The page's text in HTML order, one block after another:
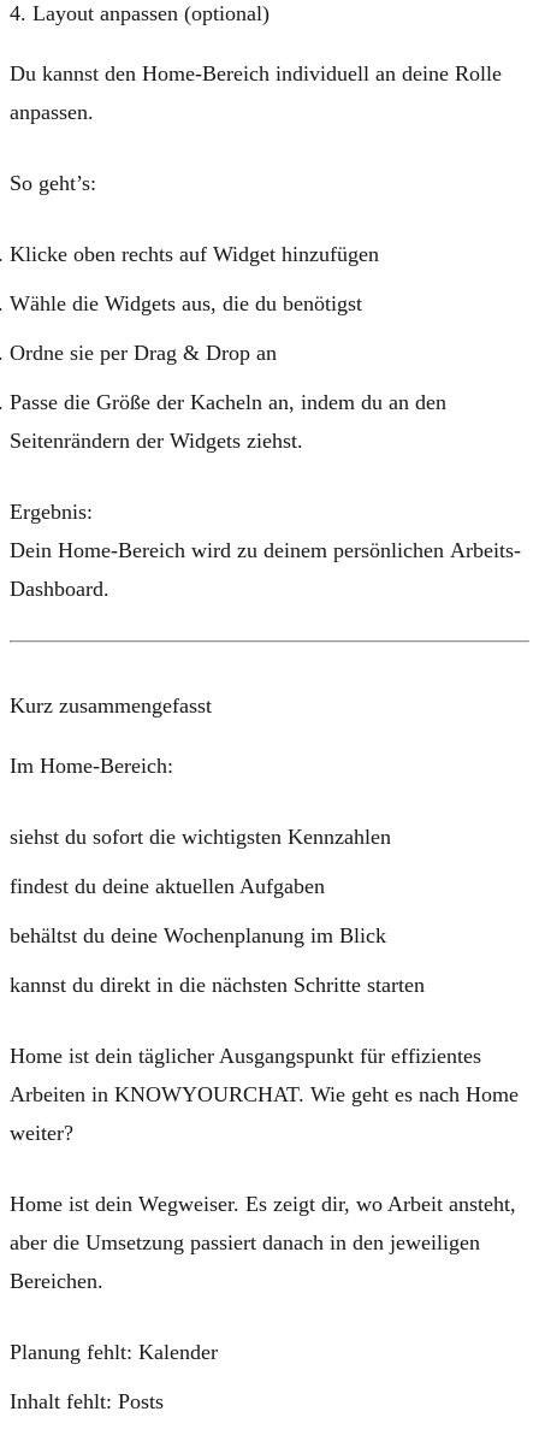
4. Layout anpassen (optional)
Du kannst den Home-Bereich individuell an deine Rolle
anpassen.
So geht’s:
Klicke oben rechts auf Widget hinzufügen
Wähle die Widgets aus, die du benötigst
Ordne sie per Drag & Drop an
Passe die Größe der Kacheln an, indem du an den
Seitenrändern der Widgets ziehst.
Ergebnis:
Dein Home-Bereich wird zu deinem persönlichen Arbeits-
Dashboard.
Kurz zusammengefasst
Im Home-Bereich:
siehst du sofort die wichtigsten Kennzahlen
findest du deine aktuellen Aufgaben
behältst du deine Wochenplanung im Blick
kannst du direkt in die nächsten Schritte starten
Home ist dein täglicher Ausgangspunkt für effizientes
Arbeiten in KNOWYOURCHAT. Wie geht es nach Home
weiter?
Home ist dein Wegweiser. Es zeigt dir, wo Arbeit ansteht,
aber die Umsetzung passiert danach in den jeweiligen
Bereichen.
Planung fehlt: Kalender
Inhalt fehlt: Posts